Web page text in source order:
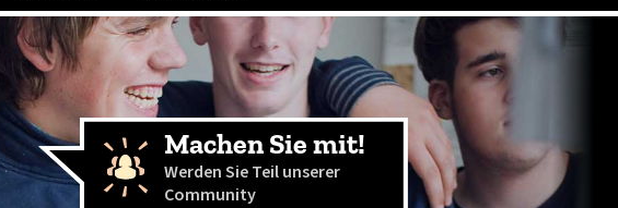
Machen Sie mit!
Werden Sie Teil unserer
Community